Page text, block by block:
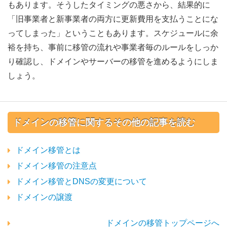
もあります。そうしたタイミングの悪さから、結果的に
「旧事業者と新事業者の両方に更新費用を支払うことにな
ってしまった」ということもあります。スケジュールに余
裕を持ち、事前に移管の流れや事業者毎のルールをしっか
り確認し、ドメインやサーバーの移管を進めるようにしま
しょう。
ドメインの移管に関するその他の記事を読む
ドメイン移管とは
ドメイン移管の注意点
ドメイン移管とDNSの変更について
ドメインの譲渡
ドメインの移管トップページへ